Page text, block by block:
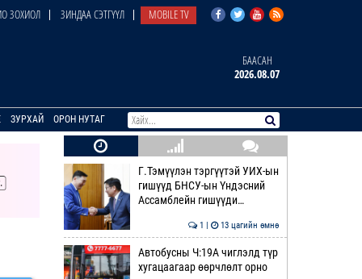
ЗОХИОЛ ЗИНДАА СЭТГҮҮЛ MOBILE TV
БААСАН
2026.08.07
ЗУРХАЙ ОРОН НУТАГ
Г.Тэмүүлэн тэргүүтэй УИХ-ын
гишүүд БНСУ-ын Үндэсний
Ассамблейн гишүүди…
1 | 13 цагийн өмнө
Автобусны Ч:19А чиглэлд түр
хугацаагаар өөрчлөлт орно